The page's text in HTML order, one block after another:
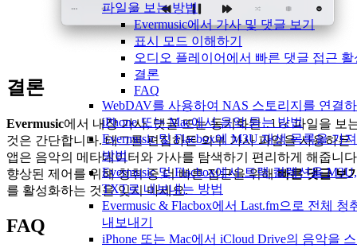
파일을 보는 방법
Evermusic에서 가사 및 댓글 보기
표시 모드 이해하기
오디오 플레이어에서 빠른 댓글 접근 활
결론
FAQ
WebDAV를 사용하여 NAS 스토리지를 연결
iPhone 또는 Mac에서 음악 듣는 방법
Evermusic 및 Flacbox에 M3U 재생 목록을 가
방법
Evermusic 및 Flacbox에서 트랙 컬렉션을
TXT로 내보내는 방법
Evermusic & Flacbox에서 Last.fm으로 전체 청
내보내기
iPhone 또는 Mac에서 iCloud Drive의 음악을
결론
Evermusic에서 내장 가사, 댓글 또는 동기화된.lrc파일을 보
것은 간단합니다. 태그를 편집하든 외부 가사 파일을 사용하든
앱은 음악의 메타데이터와 가사를 탐색하기 편리하게 해줍니
향상된 제어를 위해 청취 중 더 빠른 접근을 위해빠른 댓글 보
를 활성화하는 것을 잊지 마세요.
FAQ